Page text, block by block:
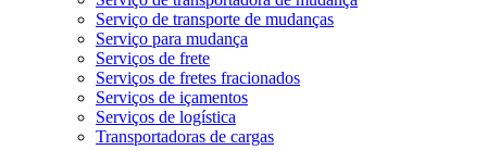
Serviço de transporte de mudanças
Serviço para mudança
Serviços de frete
Serviços de fretes fracionados
Serviços de içamentos
Serviços de logística
Transportadoras de cargas